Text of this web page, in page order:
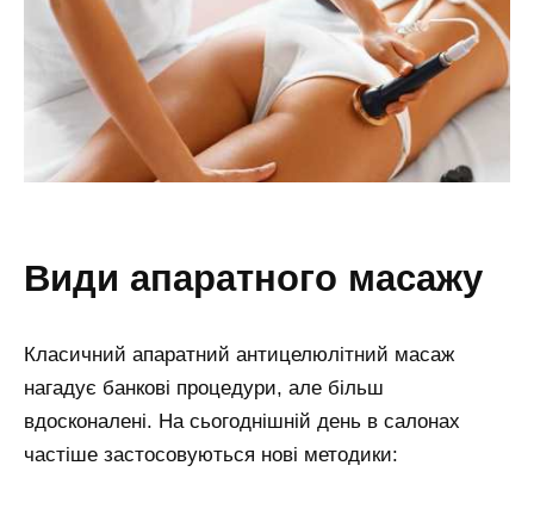
види апаратного масажу
Класичний апаратний антицелюлітний масаж
нагадує банкові процедури, але більш
вдосконалені. На сьогоднішній день в салонах
частіше застосовуються нові методики: